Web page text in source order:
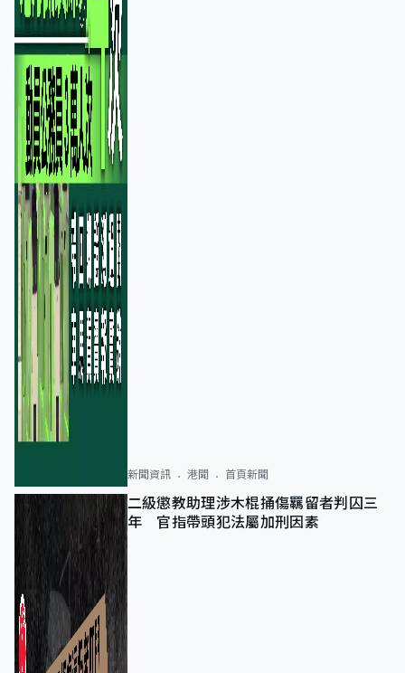
新聞資訊 港聞 首頁新聞
二級懲教助理涉木棍捅傷羈留者判囚三
年 官指帶頭犯法屬加刑因素